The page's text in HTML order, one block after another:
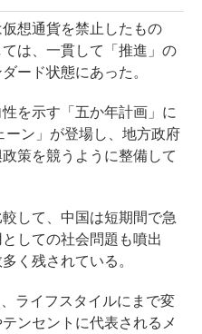
想通貨を禁止したもの
は、一貫して「推進」の
ード状態にあった。
を示す「五か年計画」に
ン」が登場し、地方政府
策を競うように整備して
して、中国は短期間で急
しての社会問題も噴出
く残されている。
ライフスタイルにまで変
ンセントに代表されるメ